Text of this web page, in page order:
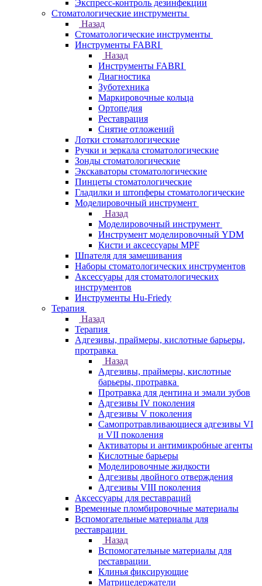
Экспресс-контроль дезинфекции
Стоматологические инструменты
Назад
Стоматологические инструменты
Инструменты FABRI
Назад
Инструменты FABRI
Диагностика
Зуботехника
Маркировочные кольца
Ортопедия
Реставрация
Снятие отложений
Лотки стоматологические
Ручки и зеркала стоматологические
Зонды стоматологические
Экскаваторы стоматологические
Пинцеты стоматологические
Гладилки и штопферы стоматологические
Моделировочный инструмент
Назад
Моделировочный инструмент
Инструмент моделировочный YDM
Кисти и аксессуары MPF
Шпателя для замешивания
Наборы стоматологических инструментов
Аксессуары для стоматологических
инструментов
Инструменты Hu-Friedy
Терапия
Назад
Терапия
Адгезивы, праймеры, кислотные барьеры,
протравка
Назад
Адгезивы, праймеры, кислотные
барьеры, протравка
Протравка для дентина и эмали зубов
Адгезивы IV поколения
Адгезивы V поколения
Самопротравливающиеся адгезивы VI
и VII поколения
Активаторы и антимикробные агенты
Кислотные барьеры
Моделировочные жидкости
Адгезивы двойного отверждения
Адгезивы VIII поколения
Аксессуары для реставраций
Временные пломбировочные материалы
Вспомогательные материалы для
реставрации
Назад
Вспомогательные материалы для
реставрации
Клинья фиксирующие
Матрицедержатели